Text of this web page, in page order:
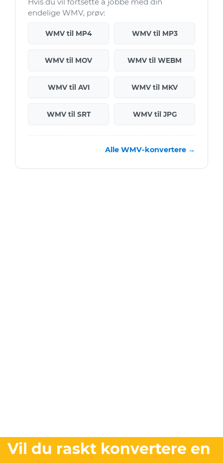
endelige WMV, prøv:
WMV til MP4 WMV til MP3
WMV til MOV WMV til WEBM
WMV til AVI WMV til MKV
WMV til SRT WMV til JPG
Alle WMV-konvertere →
Vil du raskt konvertere en